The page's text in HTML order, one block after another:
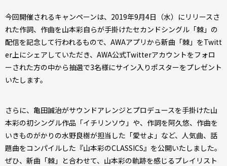
今回開催されるキャンペーンは、2019年9月4日（水）にリリースさ
れた作詞、作曲を山本彩自らが手掛けたセカンドシングル「棘」の
配信を記念して行われるもので、AWAアプリから新曲「棘」をTwitt
er上にシェアしていただき、AWA公式Twitterアカウントをフォロ
ーされた方の中から抽選で3名様にサイン入りポスターをプレゼント
いたします。
さらに、亀田誠治がサウンドアレンジとプロデュースを手掛けた山
本彩の初シングル作品「イチリンソウ」や、作詞を阿久悠、作曲を
いきものがかりの水野良樹が担当した「愛せよ」など、人気曲、話
題曲をコンパイルした『山本彩のCLASSICS』を公開いたしました。
ぜひ、新曲「棘」と合わせて、山本彩の軌跡を感じるプレイリスト